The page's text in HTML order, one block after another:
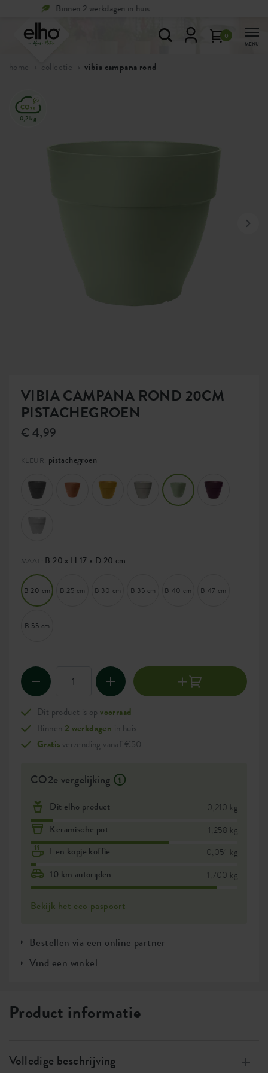
Gratisterugsturen binnen 100 dagen
0
MENU
home collectie vibia campana rond
VIBIA CAMPANA ROND 20CM
PISTACHEGROEN
€ 4,99
KLEUR: pistachegroen
MAAT: B 20 x H 17 x D 20 cm
B 20 cm B 25 cm B 30 cm B 35 cm B 40 cm B 47 cm
B 55 cm
Dit product is opvoorraad
Binnen 2 werkdagen in huis
Gratis verzending vanaf €50
CO2e vergelijking
Dit elho product 0,210 kg
Keramische pot 1,258 kg
Een kopje koffie 0,051 kg
10 km autorijden 1,700 kg
Bekijk het eco paspoort
Bestellen via een online partner
Vind een winkel
0,21kg
Product informatie
Volledige beschrijving